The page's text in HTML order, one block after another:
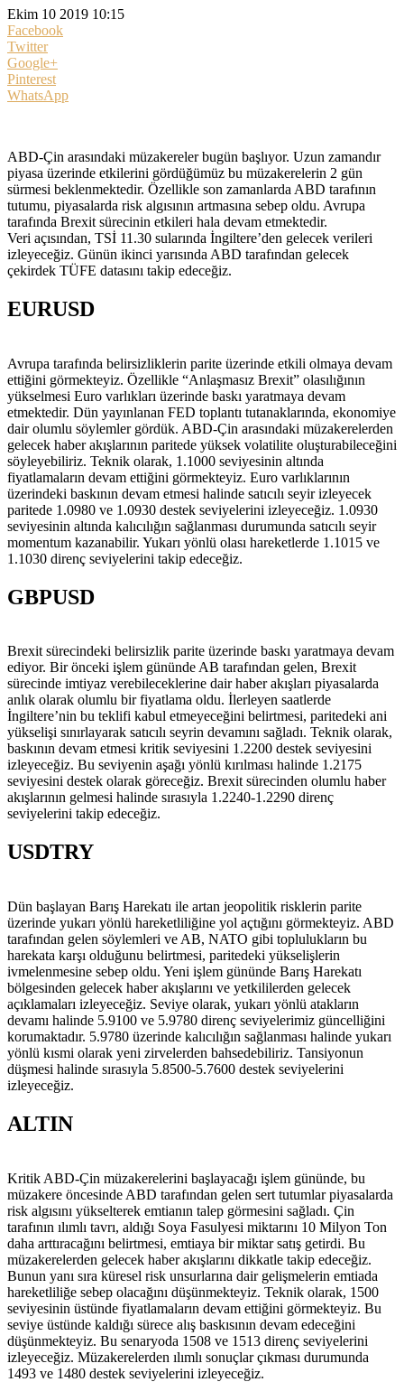
Ekim 10 2019 10:15
Facebook
Twitter
Google+
Pinterest
WhatsApp
ABD-Çin arasındaki müzakereler bugün başlıyor. Uzun zamandır
piyasa üzerinde etkilerini gördüğümüz bu müzakerelerin 2 gün
sürmesi beklenmektedir. Özellikle son zamanlarda ABD tarafının
tutumu, piyasalarda risk algısının artmasına sebep oldu. Avrupa
tarafında Brexit sürecinin etkileri hala devam etmektedir.
Veri açısından, TSİ 11.30 sularında İngiltere’den gelecek verileri
izleyeceğiz. Günün ikinci yarısında ABD tarafından gelecek
çekirdek TÜFE datasını takip edeceğiz.
EURUSD
Avrupa tarafında belirsizliklerin parite üzerinde etkili olmaya devam
ettiğini görmekteyiz. Özellikle “Anlaşmasız Brexit” olasılığının
yükselmesi Euro varlıkları üzerinde baskı yaratmaya devam
etmektedir. Dün yayınlanan FED toplantı tutanaklarında, ekonomiye
dair olumlu söylemler gördük. ABD-Çin arasındaki müzakerelerden
gelecek haber akışlarının paritede yüksek volatilite oluşturabileceğini
söyleyebiliriz. Teknik olarak, 1.1000 seviyesinin altında
fiyatlamaların devam ettiğini görmekteyiz. Euro varlıklarının
üzerindeki baskının devam etmesi halinde satıcılı seyir izleyecek
paritede 1.0980 ve 1.0930 destek seviyelerini izleyeceğiz. 1.0930
seviyesinin altında kalıcılığın sağlanması durumunda satıcılı seyir
momentum kazanabilir. Yukarı yönlü olası hareketlerde 1.1015 ve
1.1030 direnç seviyelerini takip edeceğiz.
GBPUSD
Brexit sürecindeki belirsizlik parite üzerinde baskı yaratmaya devam
ediyor. Bir önceki işlem gününde AB tarafından gelen, Brexit
sürecinde imtiyaz verebileceklerine dair haber akışları piyasalarda
anlık olarak olumlu bir fiyatlama oldu. İlerleyen saatlerde
İngiltere’nin bu teklifi kabul etmeyeceğini belirtmesi, paritedeki ani
yükselişi sınırlayarak satıcılı seyrin devamını sağladı. Teknik olarak,
baskının devam etmesi kritik seviyesini 1.2200 destek seviyesini
izleyeceğiz. Bu seviyenin aşağı yönlü kırılması halinde 1.2175
seviyesini destek olarak göreceğiz. Brexit sürecinden olumlu haber
akışlarının gelmesi halinde sırasıyla 1.2240-1.2290 direnç
seviyelerini takip edeceğiz.
USDTRY
Dün başlayan Barış Harekatı ile artan jeopolitik risklerin parite
üzerinde yukarı yönlü hareketliliğine yol açtığını görmekteyiz. ABD
tarafından gelen söylemleri ve AB, NATO gibi toplulukların bu
harekata karşı olduğunu belirtmesi, paritedeki yükselişlerin
ivmelenmesine sebep oldu. Yeni işlem gününde Barış Harekatı
bölgesinden gelecek haber akışlarını ve yetkililerden gelecek
açıklamaları izleyeceğiz. Seviye olarak, yukarı yönlü atakların
devamı halinde 5.9100 ve 5.9780 direnç seviyelerimiz güncelliğini
korumaktadır. 5.9780 üzerinde kalıcılığın sağlanması halinde yukarı
yönlü kısmi olarak yeni zirvelerden bahsedebiliriz. Tansiyonun
düşmesi halinde sırasıyla 5.8500-5.7600 destek seviyelerini
izleyeceğiz.
ALTIN
Kritik ABD-Çin müzakerelerini başlayacağı işlem gününde, bu
müzakere öncesinde ABD tarafından gelen sert tutumlar piyasalarda
risk algısını yükselterek emtianın talep görmesini sağladı. Çin
tarafının ılımlı tavrı, aldığı Soya Fasulyesi miktarını 10 Milyon Ton
daha arttıracağını belirtmesi, emtiaya bir miktar satış getirdi. Bu
müzakerelerden gelecek haber akışlarını dikkatle takip edeceğiz.
Bunun yanı sıra küresel risk unsurlarına dair gelişmelerin emtiada
hareketliliğe sebep olacağını düşünmekteyiz. Teknik olarak, 1500
seviyesinin üstünde fiyatlamaların devam ettiğini görmekteyiz. Bu
seviye üstünde kaldığı sürece alış baskısının devam edeceğini
düşünmekteyiz. Bu senaryoda 1508 ve 1513 direnç seviyelerini
izleyeceğiz. Müzakerelerden ılımlı sonuçlar çıkması durumunda
1493 ve 1480 destek seviyelerini izleyeceğiz.